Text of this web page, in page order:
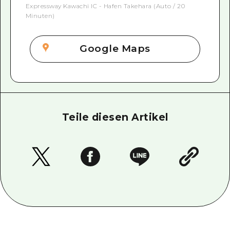
Expressway Kawachi IC - Hafen Takehara (Auto / 20
Minuten)
Google Maps
Teile diesen Artikel